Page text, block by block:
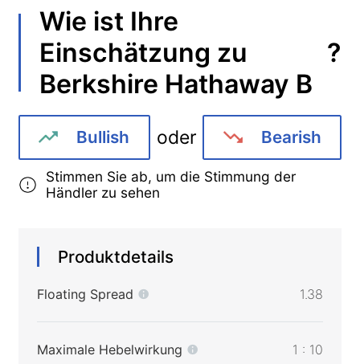
Wie ist Ihre
Einschätzung zu
Berkshire Hathaway B
?
Bullish oder Bearish
Stimmen Sie ab, um die Stimmung der
Händler zu sehen
Produktdetails
Floating Spread 1.38
Maximale Hebelwirkung 1 : 10